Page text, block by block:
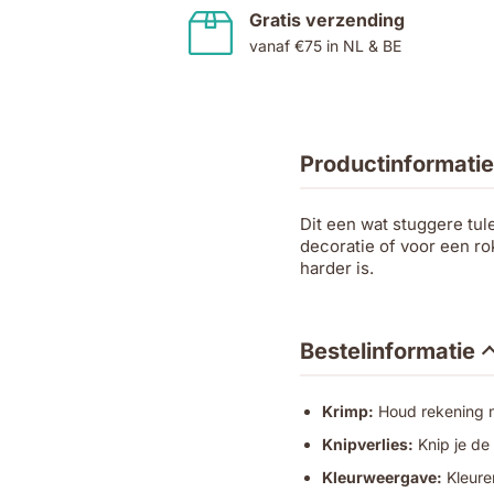
Gratis verzending
vanaf €75 in NL & BE
Productinformatie
Dit een wat stuggere
decoratie of voor een
harder is.
Bestelinformatie
Krimp: Houd rekening
Knipverlies: Knip je
Kleurweergave: